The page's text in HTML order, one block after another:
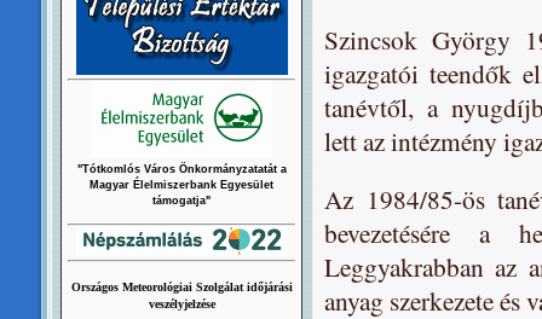
Szincsok György
igazgatói teendők
tanévtől, a
lett az intézmény
Az 1984/85-ös
bevezetésére a
Leggyakrabban az
anyag szerkezete
"Tótkomlós Város Önkormányzatatát a
Magyar Élelmiszerbank Egyesület
támogatja"
Országos Meteorológiai Szolgálat időjárási
veszélyjelzése